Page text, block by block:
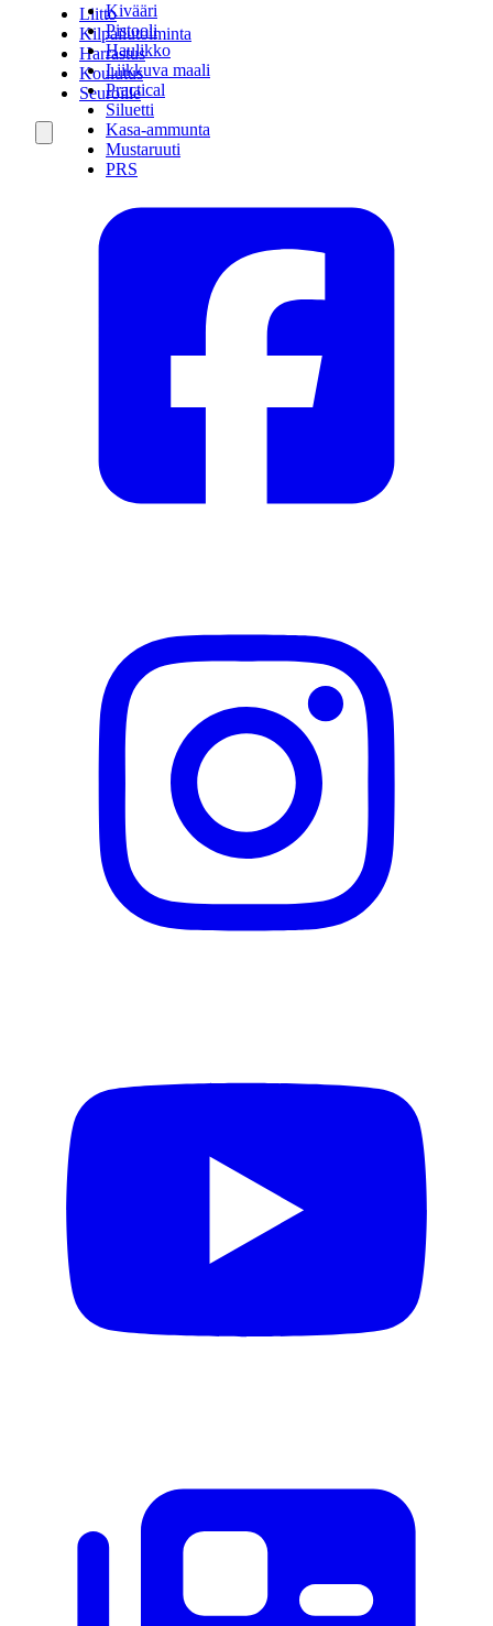
Kivääri
Pistooli
Haulikko
Liikkuva maali
Practical
Siluetti
Kasa-ammunta
Mustaruuti
PRS
Liitto
Kilpailutoiminta
Harrastus
Koulutus
Seuroille